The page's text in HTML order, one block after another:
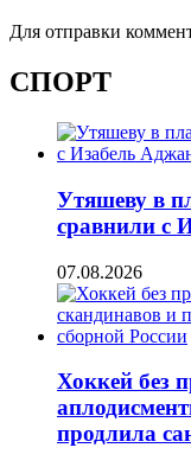
Для отправки
СПОРТ
Утяшеву в
сравнили с
07.08.2026
Хоккей без
продлила